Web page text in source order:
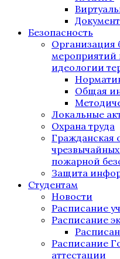
Безопасность
Организация
мероприятий
идеологии
Общая
Локальные
Охрана труда
Гражданская
пожарной
Защита
Студентам
Новости
Расписание
Расписание
Расписание
аттестации